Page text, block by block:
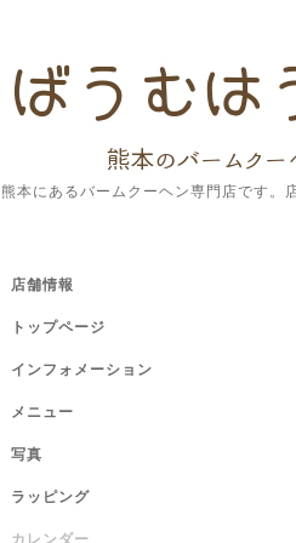
熊本にあるバームクーヘン専門店です。
店舗情報
トップページ
インフォメーション
メニュー
写真
ラッピング
カレンダー